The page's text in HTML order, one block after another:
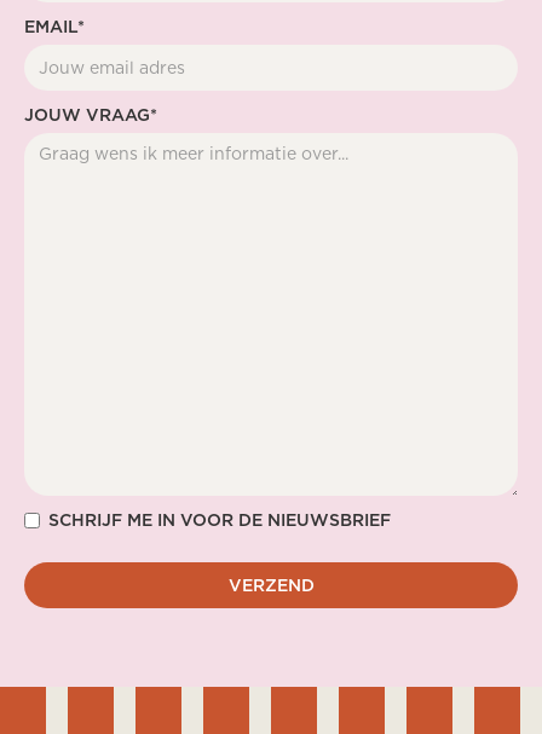
EMAIL*
JOUW VRAAG*
SCHRIJF ME IN VOOR DE NIEUWSBRIEF